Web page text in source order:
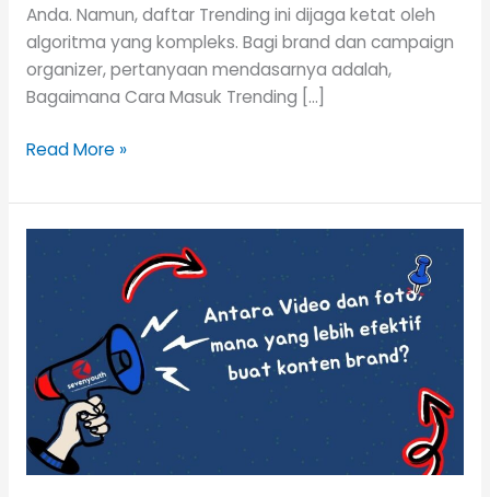
Anda. Namun, daftar Trending ini dijaga ketat oleh
algoritma yang kompleks. Bagi brand dan campaign
organizer, pertanyaan mendasarnya adalah,
Bagaimana Cara Masuk Trending […]
Read More »
yang
lebih
efektif
buat